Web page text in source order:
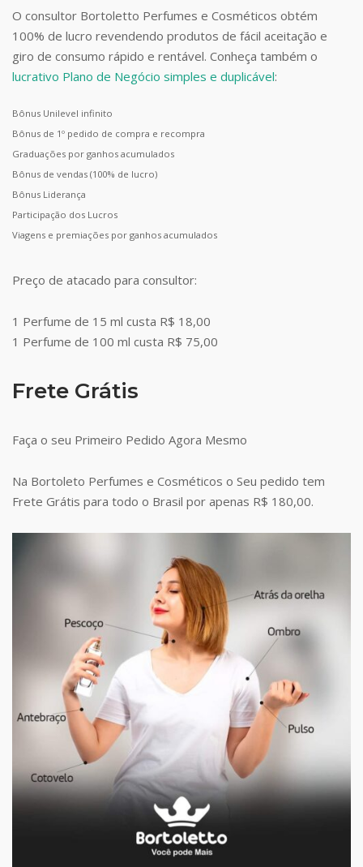
O consultor Bortoletto Perfumes e Cosméticos obtém
100% de lucro revendendo produtos de fácil aceitação e
giro de consumo rápido e rentável. Conheça também o
lucrativo Plano de Negócio simples e duplicável:
Bônus Unilevel infinito
Bônus de 1º pedido de compra e recompra
Graduações por ganhos acumulados
Bônus de vendas (100% de lucro)
Bônus Liderança
Participação dos Lucros
Viagens e premiações por ganhos acumulados
Preço de atacado para consultor:
1 Perfume de 15 ml custa R$ 18,00
1 Perfume de 100 ml custa R$ 75,00
Frete Grátis
Faça o seu Primeiro Pedido Agora Mesmo
Na Bortoleto Perfumes e Cosméticos o Seu pedido tem
Frete Grátis para todo o Brasil por apenas R$ 180,00.